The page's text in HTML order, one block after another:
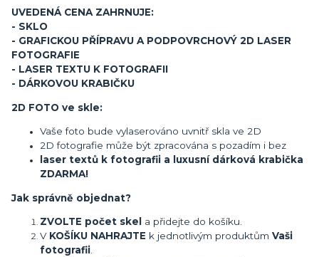
UVEDENÁ CENA ZAHRNUJE:
- SKLO
- GRAFICKOU PŘÍPRAVU A PODPOVRCHOVÝ 2D LASER
FOTOGRAFIE
- LASER TEXTU K FOTOGRAFII
- DÁRKOVOU KRABIČKU
2D FOTO ve skle:
Vaše foto bude vylaserováno uvnitř skla ve 2D
2D fotografie může být zpracována s pozadím i bez
laser textů k fotografii a luxusní dárková krabička
ZDARMA!
Jak správně objednat?
ZVOLTE počet skel
a přidejte do košíku.
V KOŠÍKU NAHRAJTE k jednotlivým produktům Vaši
fotografii.